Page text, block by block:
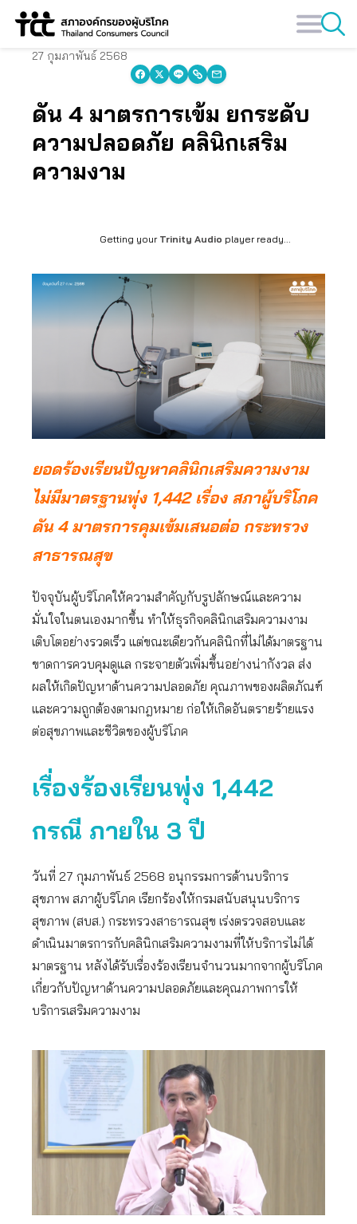
Skip
27 กุมภาพันธ์ 2568
ดัน 4 มาตรการเข้ม ยกระดับ
ความปลอดภัย คลินิกเสริม
ความงาม
Getting your Trinity Audio player ready...
ยอดร้องเรียนปัญหาคลินิกเสริมความงาม
ไม่มีมาตรฐานพุ่ง 1,442 เรื่อง สภาผู้บริโภค
ดัน 4 มาตรการคุมเข้มเสนอต่อ กระทรวง
สาธารณสุข
ปัจจุบันผู้บริโภคให้ความสำคัญกับรูปลักษณ์และความ
มั่นใจในตนเองมากขึ้น ทำให้ธุรกิจคลินิกเสริมความงาม
เติบโตอย่างรวดเร็ว แต่ขณะเดียวกันคลินิกที่ไม่ได้มาตรฐาน
ขาดการควบคุมดูแล กระจายตัวเพิ่มขึ้นอย่างน่ากังวล ส่ง
ผลให้เกิดปัญหาด้านความปลอดภัย คุณภาพของผลิตภัณฑ์
และความถูกต้องตามกฎหมาย ก่อให้เกิดอันตรายร้ายแรง
ต่อสุขภาพและชีวิตของผู้บริโภค
เรื่องร้องเรียนพุ่ง 1,442
กรณี ภายใน 3 ปี
วันที่ 27 กุมภาพันธ์ 2568 อนุกรรมการด้านบริการ
สุขภาพ สภาผู้บริโภค เรียกร้องให้กรมสนับสนุนบริการ
สุขภาพ (สบส.) กระทรวงสาธารณสุข เร่งตรวจสอบและ
ดำเนินมาตรการกับคลินิกเสริมความงามที่ให้บริการไม่ได้
มาตรฐาน หลังได้รับเรื่องร้องเรียนจำนวนมากจากผู้บริโภค
เกี่ยวกับปัญหาด้านความปลอดภัยและคุณภาพการให้
บริการเสริมความงาม